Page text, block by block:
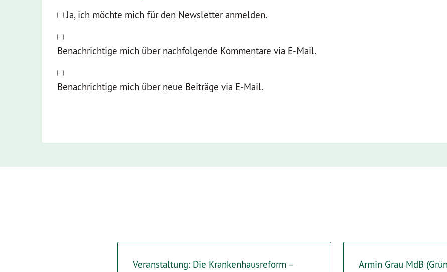
Ja, ich möchte mich für den Newsletter anmelden.
Benachrichtige mich über nachfolgende Kommentare via E-Mail.
Benachrichtige mich über neue Beiträge via E-Mail.
Veranstaltung: Die Krankenhausreform –
Armin Grau MdB